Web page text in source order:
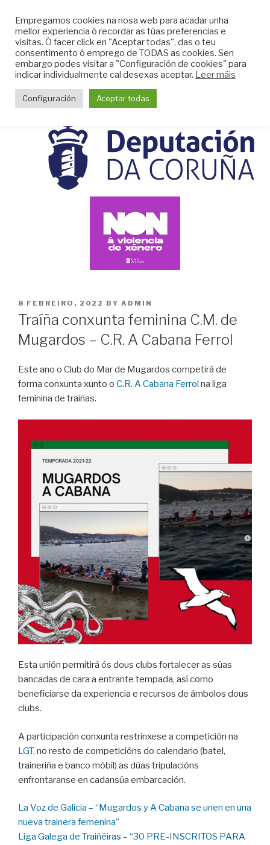
content
CLUB DO MAR DE
MUGARDOS
Web do Club do Mar de Mugardos
POSTED
ON
8 FEBREIRO, 2022 BY ADMIN
Traíña conxunta feminina C.M. de
Mugardos – C.R. A Cabana Ferrol
Este ano o Club do Mar de Mugardos competirá de
forma conxunta xunto o C.R. A Cabana Ferrol na liga
feminina de traíñas.
Esta unión permitirá ós dous clubs fortalecer as súas
bancadas de cara a entrante tempada, así como
beneficiarse da experiencia e recursos de ámbolos dous
clubs.
A participación conxunta restrinxese a competición na
LGT, no resto de competicións do calendario (batel,
traineriña e banco móbil) as dúas tripulacións
enfrontaranse en cadansúa embarcación.
La Voz de Galicia – “Mugardos y A Cabana se unen en una
nueva trainera femenina”
Liga Galega de Traiñéiras – “30 PRE-INSCRITOS PARA
Empregamos cookies na nosa web para acadar unha
mellor experiencia ó recordar as túas preferencias e
visitas. Ó facer click en "Aceptar todas", das o teu
consentimento ó emprego de TODAS as cookies. Sen
embargo podes visitar a "Configuración de cookies" para
indicar individualmente cal desexas aceptar. Leer máis
Configuración Aceptar todas